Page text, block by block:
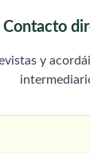
Contacto
y